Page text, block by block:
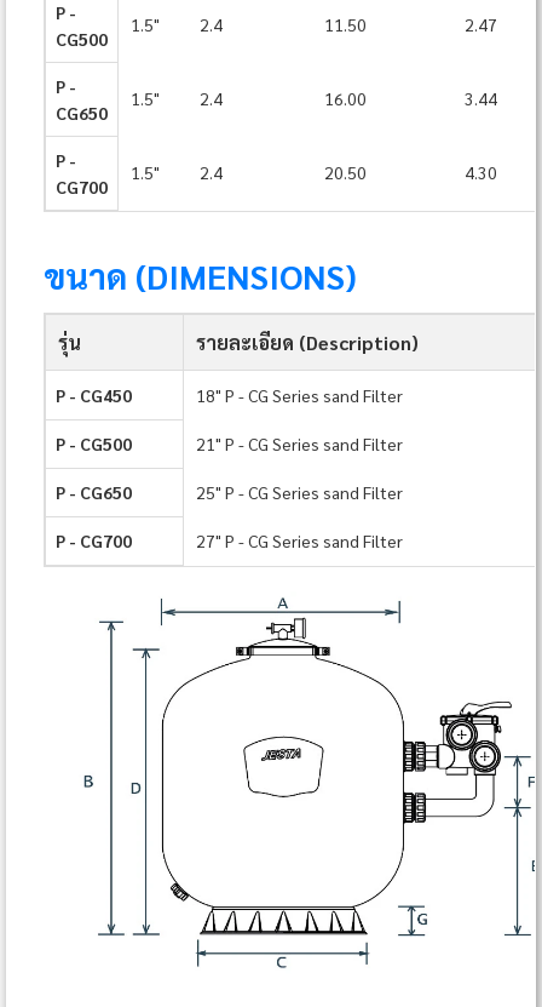
P -
CG500
1.5" 2.4 11.50 2.47
P -
CG650
1.5" 2.4 16.00 3.44
P -
CG700
1.5" 2.4 20.50 4.30
ขนาด (DIMENSIONS)
รุ่น รายละเอียด (Description)
P - CG450 18" P - CG Series sand Filter
P - CG500 21" P - CG Series sand Filter
P - CG650 25" P - CG Series sand Filter
P - CG700 27" P - CG Series sand Filter